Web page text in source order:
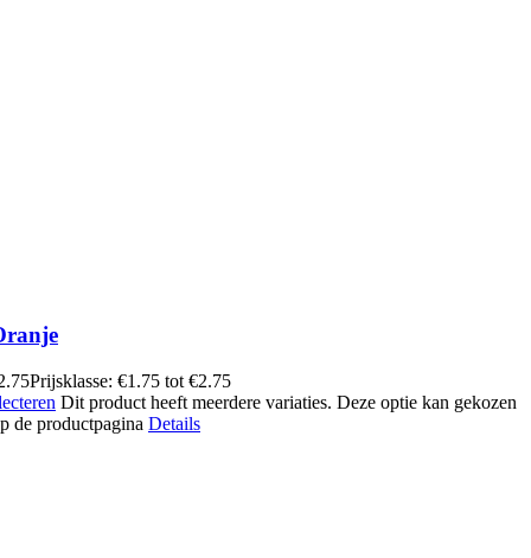
Prijsklasse: €1.75 tot €2.75
Dit product heeft meerdere variaties. Deze optie kan gekozen
de productpagina Details